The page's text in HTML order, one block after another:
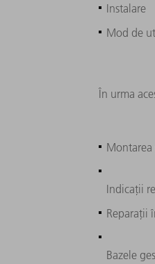
Instalare
Mod de
În urma
Indicații
Reparații
Bazele